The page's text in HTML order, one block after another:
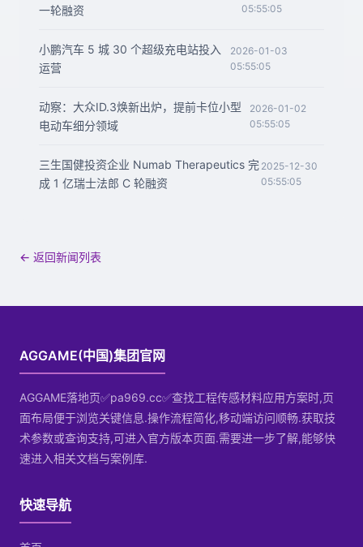
一轮融资
05:55:05
小鹏汽车 5 城 30 个超级充电站投入
运营
2026-01-03
05:55:05
动察：大众ID.3焕新出炉，提前卡位小型
电动车细分领域
2026-01-02
05:55:05
三生国健投资企业 Numab Therapeutics 完
成 1 亿瑞士法郎 C 轮融资
2025-12-30
05:55:05
← 返回新闻列表
AGGAME(中国)集团官网
AGGAME落地页✅pa969.cc✅查找工程传感材料应用方案时,页
面布局便于浏览关键信息.操作流程简化,移动端访问顺畅.获取技
术参数或查询支持,可进入官方版本页面.需要进一步了解,能够快
速进入相关文档与案例库.
快速导航